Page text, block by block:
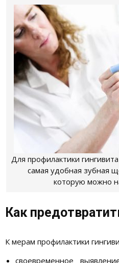
Для профилактики
самая удобная зубная
которую можно
Как
К мерам профилактики
своевременное